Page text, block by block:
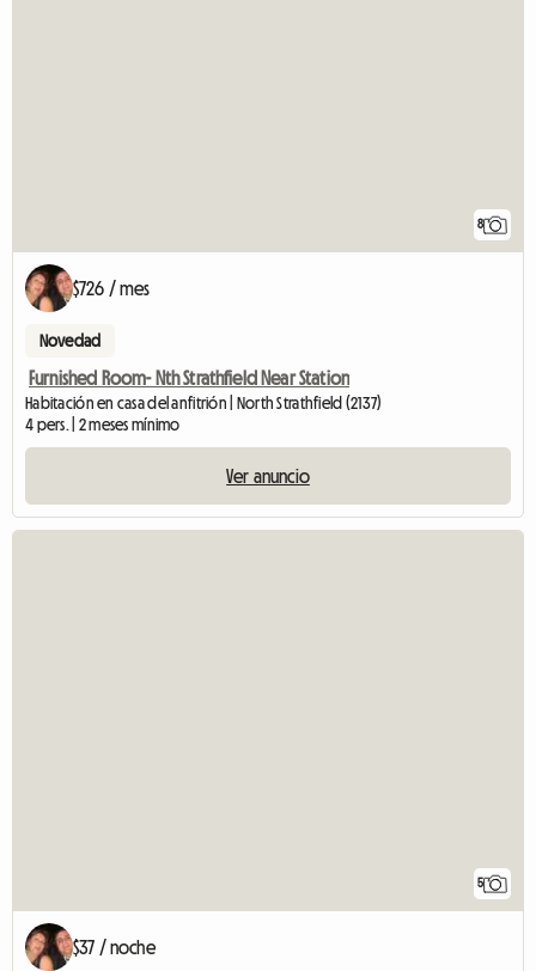
8
$726 / mes
Novedad
Furnished Room- Nth Strathfield Near Station
Habitación en casa del anfitrión | North Strathfield (2137)
4 pers. | 2 meses mínimo
Ver anuncio
5
$37 / noche